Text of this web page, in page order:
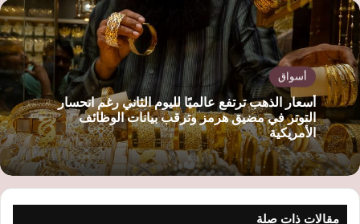
أسواق
أسعار الذهب ترتفع عالميًا لليوم الثاني رغم انحسار
التوتر في مضيق هرمز وترقب بيانات الوظائف
الأمريكية
مقالات ذات صلة